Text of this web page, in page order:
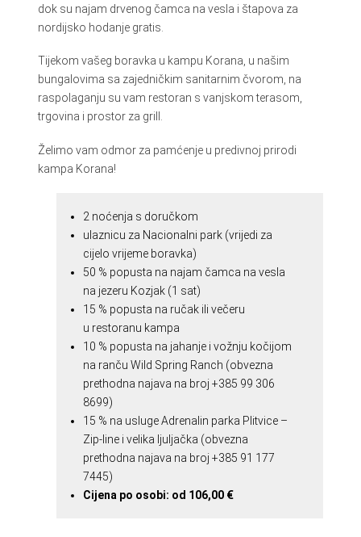
dok su najam drvenog čamca na vesla i štapova za
nordijsko hodanje gratis.
Tijekom vašeg boravka u kampu Korana, u našim
bungalovima sa zajedničkim sanitarnim čvorom, na
raspolaganju su vam restoran s vanjskom terasom,
trgovina i prostor za grill.
Želimo vam odmor za pamćenje u predivnoj prirodi
kampa Korana!
2 noćenja s doručkom
ulaznicu za Nacionalni park (vrijedi za
cijelo vrijeme boravka)
50 % popusta na najam čamca na vesla
na jezeru Kozjak (1 sat)
15 % popusta na ručak ili večeru
u restoranu kampa
10 % popusta na jahanje i vožnju kočijom
na ranču Wild Spring Ranch (obvezna
prethodna najava na broj +385 99 306
8699)
15 % na usluge Adrenalin parka Plitvice –
Zip-line i velika ljuljačka (obvezna
prethodna najava na broj +385 91 177
7445)
Cijena po osobi: od 106,00 €